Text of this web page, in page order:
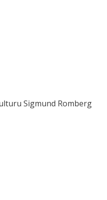
Sigmund Romberg